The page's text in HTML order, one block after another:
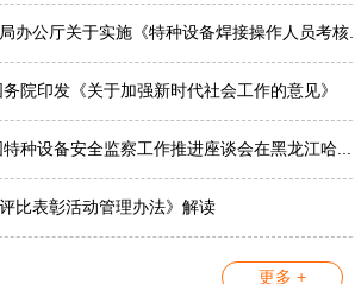
办公厅关于实施《特种设备焊接操作人员考核...
院印发《关于加强新时代社会工作的意见》
种设备安全监察工作推进座谈会在黑龙江哈...
评比表彰活动管理办法》解读
更多 +